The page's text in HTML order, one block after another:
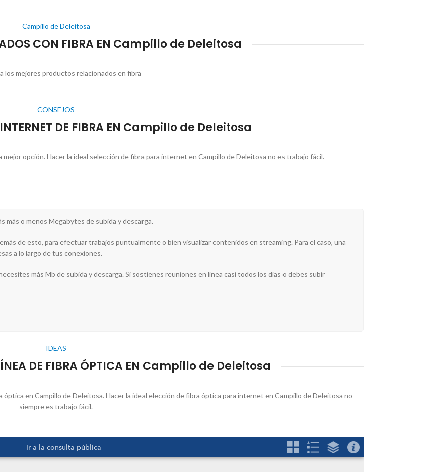
Campillo de Deleitosa
CON FIBRA EN Campillo de Deleitosa
los mejores productos relacionados en fibra
CONSEJOS
INTERNET DE FIBRA EN Campillo de Deleitosa
opción. Hacer la ideal selección de fibra para internet en Campillo de Deleitosa no es trabajo fácil.
más o menos Megabytes de subida y descarga.
de esto, para efectuar trabajos puntualmente o bien visualizar contenidos en streaming. Para el caso, una
a lo largo de tus conexiones.
más Mb de subida y descarga. Si sostienes reuniones en línea casi todos los días o debes subir
IDEAS
DE FIBRA ÓPTICA EN Campillo de Deleitosa
en Campillo de Deleitosa. Hacer la ideal elección de fibra óptica para internet en Campillo de Deleitosa no
siempre es trabajo fácil.